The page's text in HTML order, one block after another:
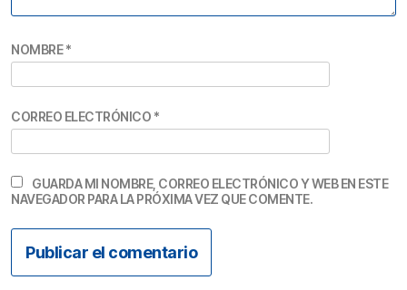
NOMBRE*
CORREO ELECTRÓNICO *
GUARDA MI NOMBRE, CORREO ELECTRÓNICO Y WEB EN ESTE
NAVEGADOR PARA LA PRÓXIMA VEZ QUE COMENTE.